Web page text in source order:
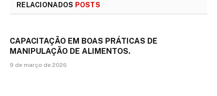
RELACIONADOS POSTS
CAPACITAÇÃO EM BOAS PRÁTICAS DE
MANIPULAÇÃO DE ALIMENTOS.
9 de março de 2026